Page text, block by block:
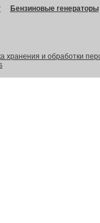
Бензиновые генераторы
хранения и обработки